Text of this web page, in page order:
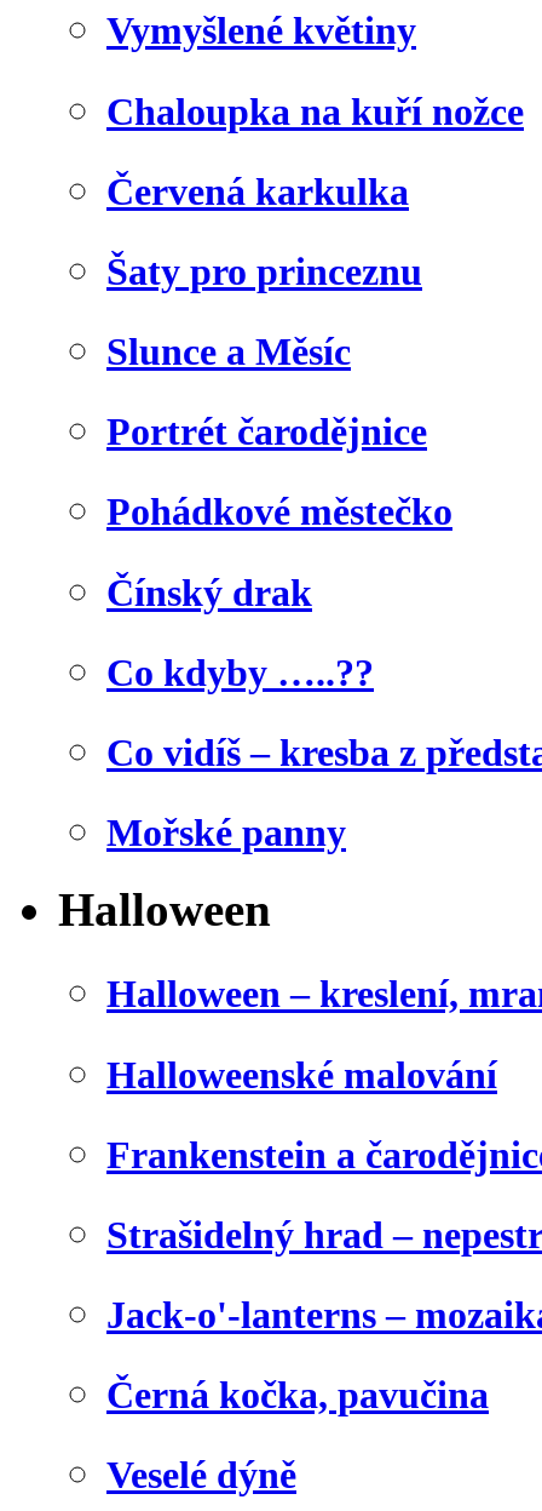
Vymyšlené květiny
Chaloupka na kuří nožce
Červená karkulka
Šaty pro princeznu
Slunce a Měsíc
Portrét čarodějnice
Pohádkové městečko
Čínský drak
Co kdyby …..??
Co vidíš – kresba z
Mořské panny
Halloween
Halloween – kreslení,
Halloweenské malování
Frankenstein a
Strašidelný hrad –
Jack-o'-lanterns –
Černá kočka, pavučina
Veselé dýně